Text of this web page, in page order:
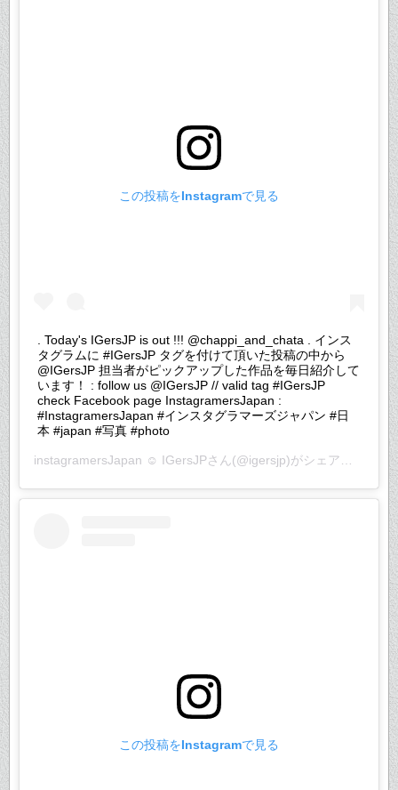
この投稿をInstagramで見る
. Today's IGersJP is out !!! @chappi_and_chata . インス
タグラムに #IGersJP タグを付けて頂いた投稿の中から
@IGersJP 担当者がピックアップした作品を毎日紹介して
います！ : follow us @IGersJP // valid tag #IGersJP
check Facebook page InstagramersJapan :
#InstagramersJapan #インスタグラマーズジャパン #日
本 #japan #写真 #photo
instagramersJapan ☺︎ IGersJPさん(@igersjp)がシェアした投稿 –
この投稿をInstagramで見る